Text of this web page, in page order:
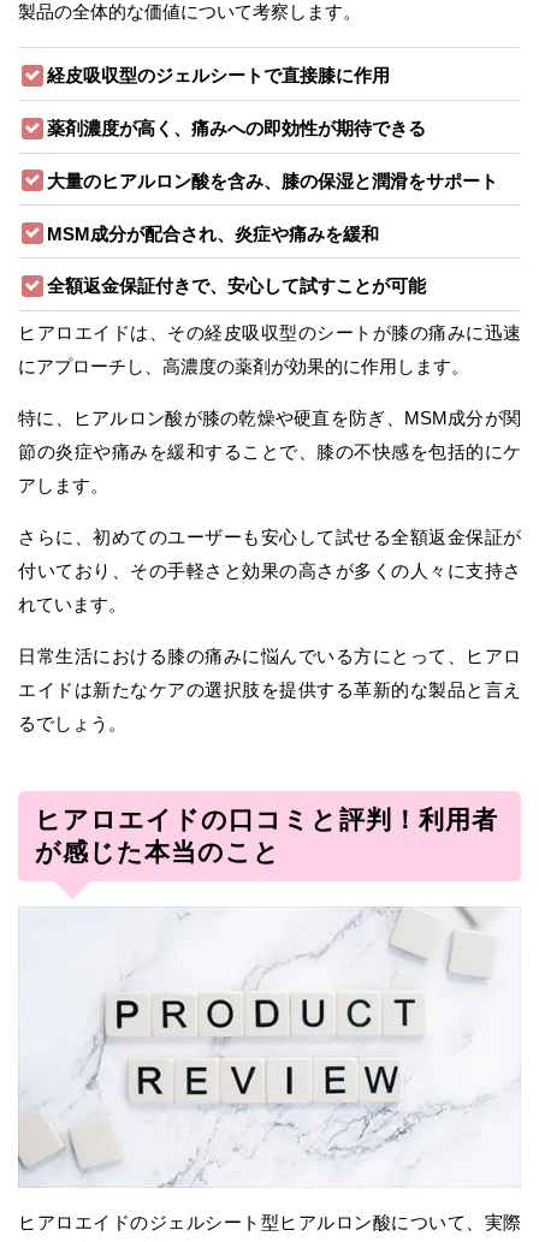
製品の全体的な価値について考察します。
経皮吸収型のジェルシートで直接膝に作用
薬剤濃度が高く、痛みへの即効性が期待できる
大量のヒアルロン酸を含み、膝の保湿と潤滑をサポート
MSM成分が配合され、炎症や痛みを緩和
全額返金保証付きで、安心して試すことが可能
ヒアロエイドは、その経皮吸収型のシートが膝の痛みに迅速
にアプローチし、高濃度の薬剤が効果的に作用します。
特に、ヒアルロン酸が膝の乾燥や硬直を防ぎ、MSM成分が関
節の炎症や痛みを緩和することで、膝の不快感を包括的にケ
アします。
さらに、初めてのユーザーも安心して試せる全額返金保証が
付いており、その手軽さと効果の高さが多くの人々に支持さ
れています。
日常生活における膝の痛みに悩んでいる方にとって、ヒアロ
エイドは新たなケアの選択肢を提供する革新的な製品と言え
るでしょう。
ヒアロエイドの口コミと評判！利用者
が感じた本当のこと
ヒアロエイドのジェルシート型ヒアルロン酸について、実際